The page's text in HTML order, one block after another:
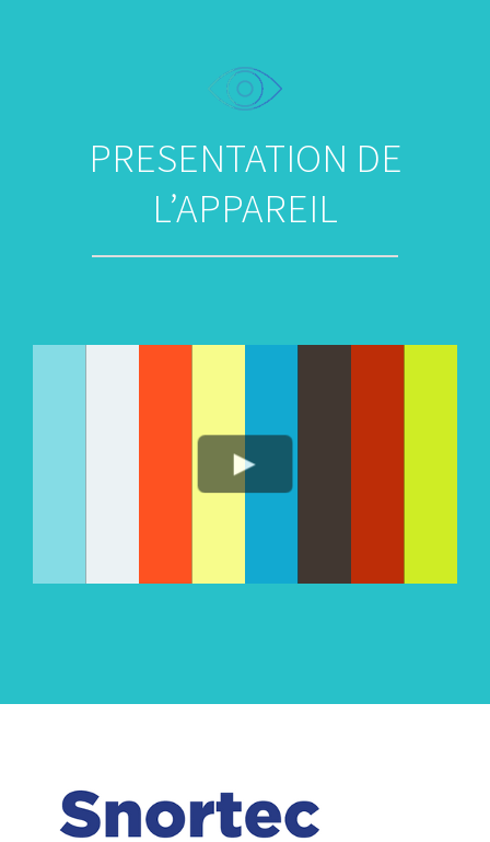
PRESENTATION DE
L’APPAREIL